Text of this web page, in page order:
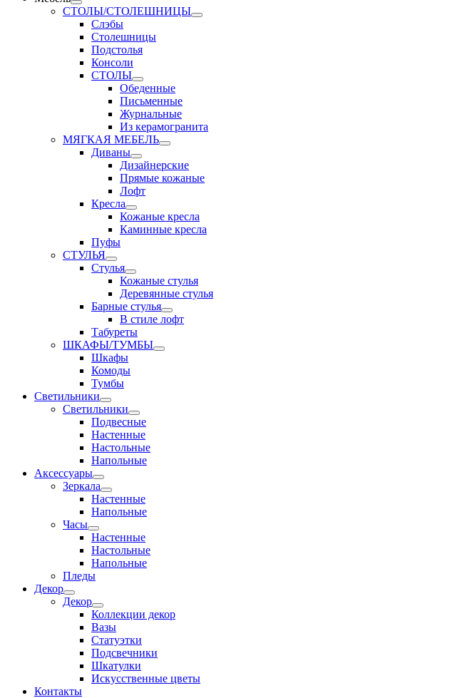
СТОЛЫ/СТОЛЕШНИЦЫ
Слэбы
Столешницы
Подстолья
Консоли
СТОЛЫ
Обеденные
Письменные
Журнальные
Из керамогранита
МЯГКАЯ МЕБЕЛЬ
Диваны
Дизайнерские
Прямые кожаные
Лофт
Кресла
Кожаные кресла
Каминные кресла
Пуфы
СТУЛЬЯ
Стулья
Кожаные стулья
Деревянные стулья
Барные стулья
В стиле лофт
Табуреты
ШКАФЫ/ТУМБЫ
Шкафы
Комоды
Тумбы
Светильники
Светильники
Подвесные
Настенные
Настольные
Напольные
Аксессуары
Зеркала
Настенные
Напольные
Часы
Настенные
Настольные
Напольные
Пледы
Декор
Декор
Коллекции декор
Вазы
Статуэтки
Подсвечники
Шкатулки
Искусственные цветы
Контакты